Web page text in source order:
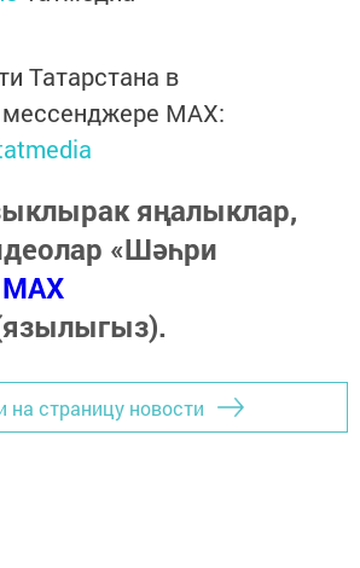
Татарстана в
MАХ:
яңалыклар,
«Шәһри
MAX
на страницу новости